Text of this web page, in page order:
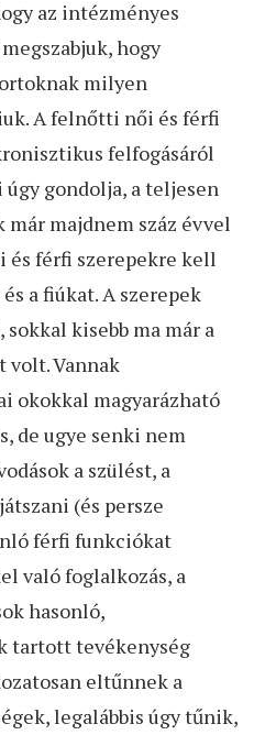
az intézményes
hogy
milyen
A felnőtti női és férfi
felfogásáról
úgy gondolja, a teljesen
már majdnem száz évvel
és férfi szerepekre kell
a fiúkat. A szerepek
kisebb ma már a
volt. Vannak
okokkal magyarázható
de ugye senki nem
a szülést, a
(és persze
férfi funkciókat
való foglalkozás, a
hasonló,
tartott tevékenység
eltűnnek a
legalábbis úgy tűnik,